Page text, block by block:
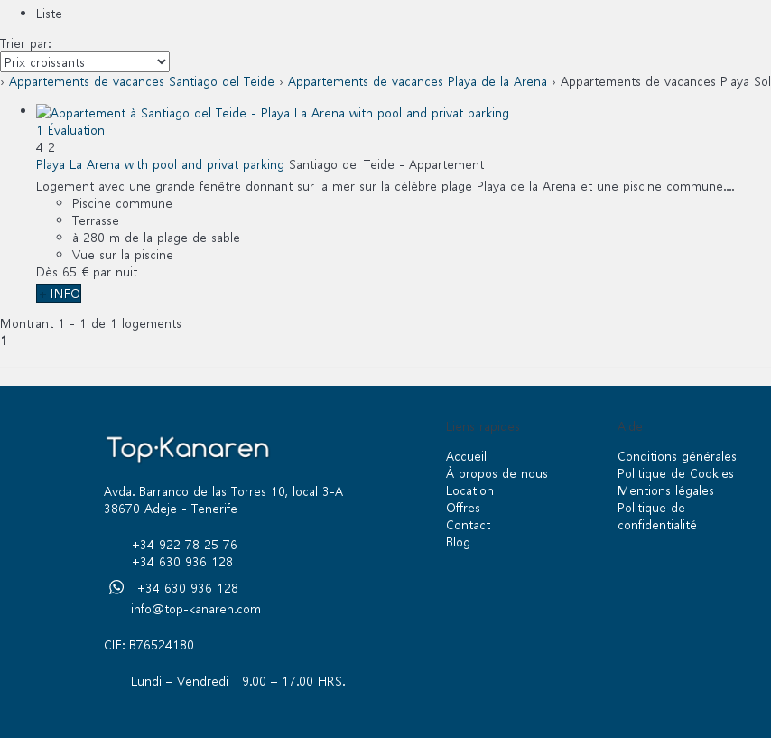
Liste
Trier par:
› Appartements de vacances Santiago del Teide › Appartements de vacances Playa de la Arena › Appartements de vacances Playa Sol
1 Évaluation
4 2
Playa La Arena with pool and privat parking Santiago del Teide - Appartement
Logement avec une grande fenêtre donnant sur la mer sur la célèbre plage Playa de la Arena et une piscine commune....
Piscine commune
Terrasse
à 280 m de la plage de sable
Vue sur la piscine
Dès 65 € par nuit
+ INFO
Montrant 1 - 1 de 1 logements
1
Avda. Barranco de las Torres 10, local 3-A
38670 Adeje - Tenerife
+34 922 78 25 76
+34 630 936 128
+34 630 936 128
info@top-kanaren.com
CIF: B76524180
Lundi – Vendredi 9.00 – 17.00 HRS.
Liens rapides
Accueil
À propos de nous
Location
Offres
Contact
Blog
Aide
Conditions générales
Politique de Cookies
Mentions légales
Politique de
confidentialité